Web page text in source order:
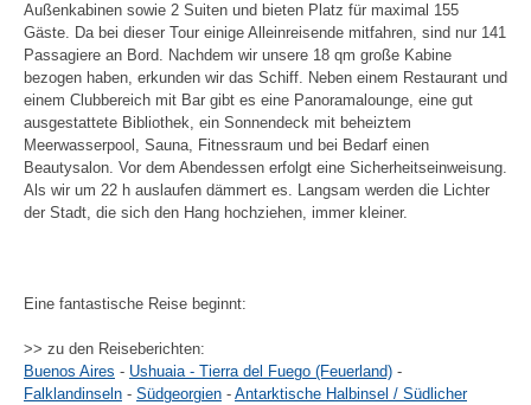
Außenkabinen sowie 2 Suiten und bieten Platz für maximal 155
Gäste. Da bei dieser Tour einige Alleinreisende mitfahren, sind nur 141
Passagiere an Bord. Nachdem wir unsere 18 qm große Kabine
bezogen haben, erkunden wir das Schiff. Neben einem Restaurant und
einem Clubbereich mit Bar gibt es eine Panoramalounge, eine gut
ausgestattete Bibliothek, ein Sonnendeck mit beheiztem
Meerwasserpool, Sauna, Fitnessraum und bei Bedarf einen
Beautysalon. Vor dem Abendessen erfolgt eine Sicherheitseinweisung.
Als wir um 22 h auslaufen dämmert es. Langsam werden die Lichter
der Stadt, die sich den Hang hochziehen, immer kleiner.
Eine fantastische Reise beginnt:
>> zu den Reiseberichten:
Buenos Aires - Ushuaia - Tierra del Fuego (Feuerland) -
Falklandinseln - Südgeorgien - Antarktische Halbinsel / Südlicher